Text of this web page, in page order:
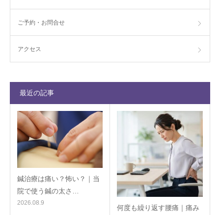
ご予約・お問合せ
アクセス
最近の記事
鍼治療は痛い？怖い？｜当
院で使う鍼の太さ…
2026.08.9
何度も繰り返す腰痛｜痛み